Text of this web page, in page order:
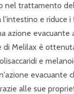
nel trattamento
e riduce i
azione
di Melilax è
e
evacuante
alle sue